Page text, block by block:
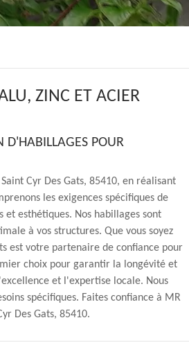
ZINC ET ACIER
D'HABILLAGES POUR
Cyr Des Gats, 85410, en réalisant
les exigences spécifiques de
et esthétiques. Nos habillages sont
à vos structures. Que vous soyez
est votre partenaire de confiance pour
choix pour garantir la longévité et
et l'expertise locale. Nous
spécifiques. Faites confiance à MR
Des Gats, 85410.